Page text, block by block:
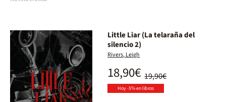
Little Liar (La telaraña del
silencio 2)
Rivers, Leigh
19,90€
18,90€
Hoy -5% en libros